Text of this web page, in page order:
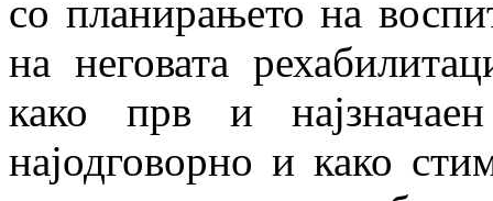
со планирањето на
на него­вата
како прв и
најодговорно и како